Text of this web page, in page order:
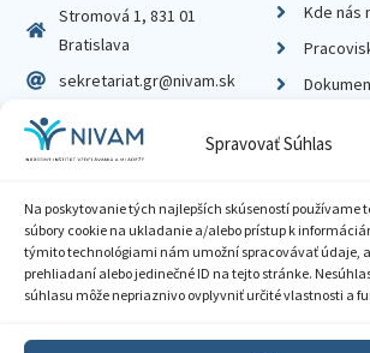
Spravovať Súhlas
Na poskytovanie tých najlepších skúseností používame
súbory cookie na ukladanie a/alebo prístup k
týmito technológiami nám umožní spracovávať údaje,
prehliadaní alebo jedinečné ID na tejto stránke.
súhlasu môže nepriaznivo ovplyvniť určité vlastnosti a
Stromová 1, 831 01
Bratislava
sekretariat.gr@nivam.sk
IČO: 00164348
DIČ: 2020798714
Kde nás
Zásady ochrany súkromia